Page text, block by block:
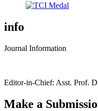
info
Journal Information
Editor-in-Chief: Asst. Prof.
Make a